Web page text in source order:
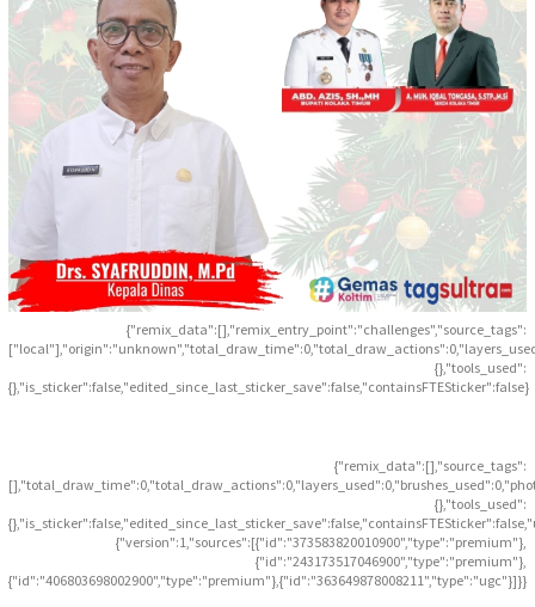
{"remix_data":[],"remix_entry_point":"challenges","source_tags":
{},"tools_used":
{},"is_sticker":false,"edited_since_last_sticker_save":false,"containsFTESticker":false}
{"remix_data":[],"source_tags":
{},"tools_used":
{"version":1,"sources":[{"id":"373583820010900","type":"premium"},
{"id":"243173517046900","type":"premium"},
{"id":"406803698002900","type":"premium"},{"id":"363649878008211","type":"ugc"}]}}